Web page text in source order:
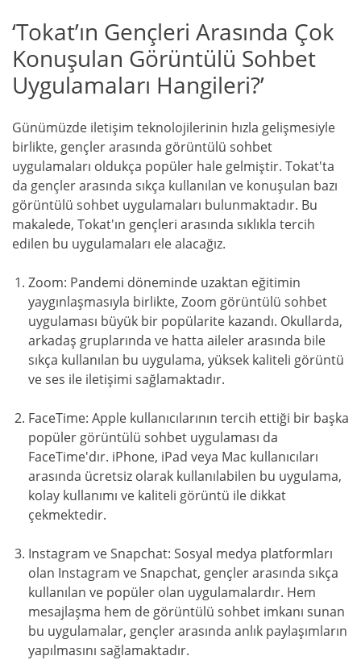
‘Tokat’ın Gençleri Arasında Çok
Konuşulan Görüntülü Sohbet
Uygulamaları Hangileri?’
Günümüzde iletişim teknolojilerinin hızla gelişmesiyle
birlikte, gençler arasında görüntülü sohbet
uygulamaları oldukça popüler hale gelmiştir. Tokat'ta
da gençler arasında sıkça kullanılan ve konuşulan bazı
görüntülü sohbet uygulamaları bulunmaktadır. Bu
makalede, Tokat'ın gençleri arasında sıklıkla tercih
edilen bu uygulamaları ele alacağız.
Zoom: Pandemi döneminde uzaktan eğitimin
yaygınlaşmasıyla birlikte, Zoom görüntülü sohbet
uygulaması büyük bir popülarite kazandı. Okullarda,
arkadaş gruplarında ve hatta aileler arasında bile
sıkça kullanılan bu uygulama, yüksek kaliteli görüntü
ve ses ile iletişimi sağlamaktadır.
FaceTime: Apple kullanıcılarının tercih ettiği bir başka
popüler görüntülü sohbet uygulaması da
FaceTime'dır. iPhone, iPad veya Mac kullanıcıları
arasında ücretsiz olarak kullanılabilen bu uygulama,
kolay kullanımı ve kaliteli görüntü ile dikkat
çekmektedir.
Instagram ve Snapchat: Sosyal medya platformları
olan Instagram ve Snapchat, gençler arasında sıkça
kullanılan ve popüler olan uygulamalardır. Hem
mesajlaşma hem de görüntülü sohbet imkanı sunan
bu uygulamalar, gençler arasında anlık paylaşımların
yapılmasını sağlamaktadır.